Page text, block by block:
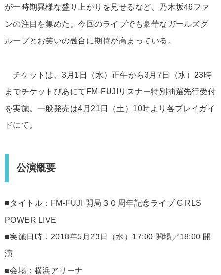
が一時期異様な盛り上がりを見せるなど、乃木坂46ファ
ンの注目を集めた。今回のライブでも豪華なガールズグ
ループとお笑いの融合に期待が高まっている。
チケットは、3月1日（水）正午から3月7日（水）23時
までチケットぴあにてFM-FUJIリスナー特別抽選先行受付
を実施。一般発売は4月21日（土）10時より各プレイガイ
ドにて。
公演概要
■タイトル：FM-FUJI 開局３０周年記念ライブ GIRLS
POWER LIVE
■実施日時：2018年5月23日（水）17:00 開場／18:00 開
演
■会場：横浜アリーナ